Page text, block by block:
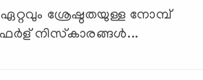
ശ്രേഷ്ഠതയുള്ള നോമ്പ്
നിസ്‌കാരങ്ങള്‍...